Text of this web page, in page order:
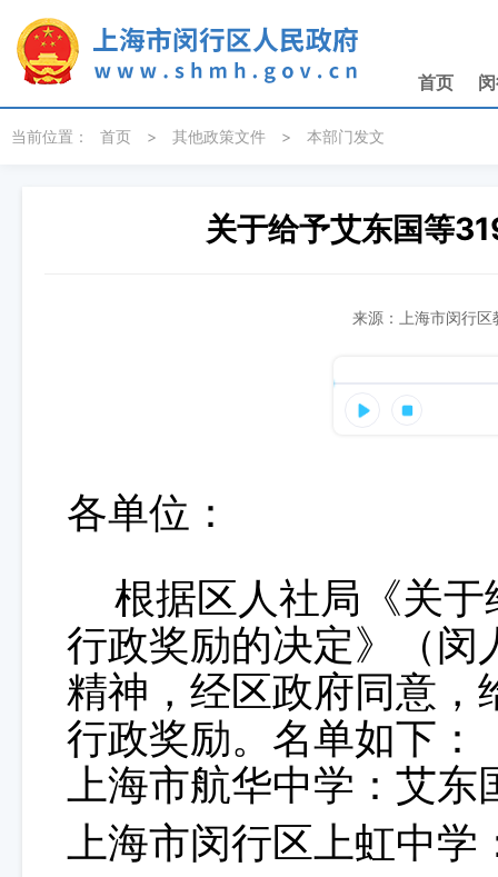
首页
当前位置： 首页 > 其他政策文件 > 本部门发文
关于给予艾东国等
来源：上海市闵行
各单位 ：
根据区人社局 《关
行政奖励的决定》（闵
精神，经区政府同意，
行政奖励。名单如下：
上海市航华中学：艾东
上海市闵行区上虹中学